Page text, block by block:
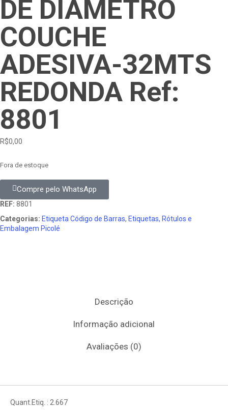
DE DIAMETRO
COUCHE
ADESIVA-32MTS
REDONDA Ref:
8801
R$0,00
Fora de estoque
Compre pelo WhatsApp
REF: 8801
Categorias: Etiqueta Código de Barras, Etiquetas, Rótulos e
Embalagem Picolé
Descrição
Informação adicional
Avaliações (0)
Quant.Etiq. : 2.667